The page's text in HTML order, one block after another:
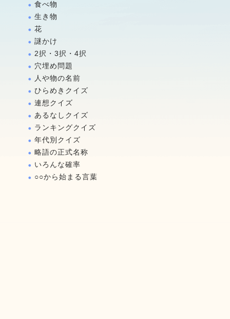
食べ物
生き物
花
謎かけ
2択・3択・4択
穴埋め問題
人や物の名前
ひらめきクイズ
連想クイズ
あるなしクイズ
ランキングクイズ
年代別クイズ
略語の正式名称
いろんな確率
○○から始まる言葉